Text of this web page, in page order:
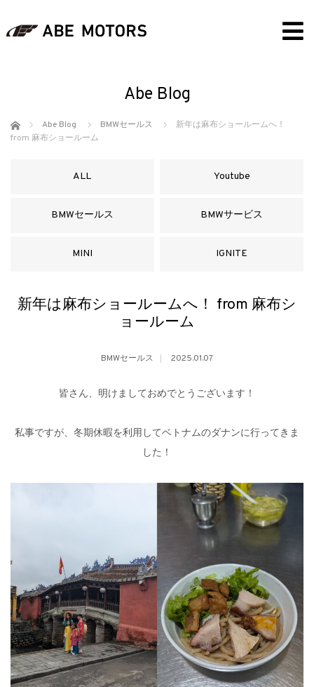
Abe Blog
ホーム Abe Blog BMWセールス
新年は麻布ショールームへ！
from 麻布ショールーム
ALL Youtube
BMWセールス BMWサービス
MINI IGNITE
新年は麻布ショールームへ！ from 麻布シ
ョールーム
BMWセールス 2025.01.07
皆さん、明けましておめでとうございます！
私事ですが、冬期休暇を利用してベトナムのダナンに行ってきま
した！